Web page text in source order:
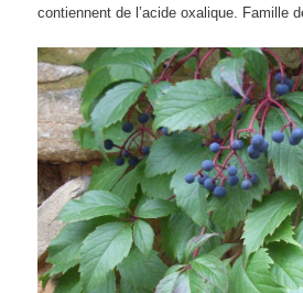
contiennent de l’acide oxalique. Famille